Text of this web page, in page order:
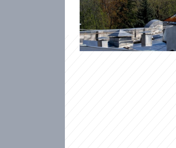
uvedl, že z města
každý pátý obyvatel.